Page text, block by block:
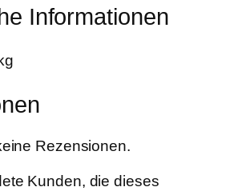
Informationen
Rezensionen.
Kunden, die dieses